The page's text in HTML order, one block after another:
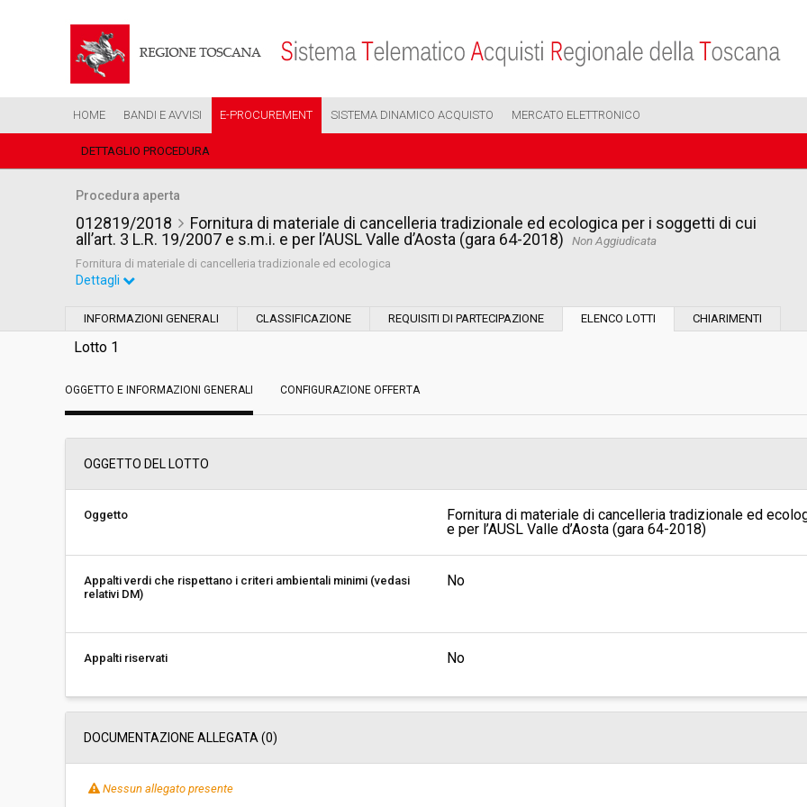
HOME BANDI E AVVISI E-PROCUREMENT SISTEMA DINAMICO ACQUISTO MERCATO ELETTRONICO
DETTAGLIO PROCEDURA
Procedura aperta
012819/2018
Fornitura di materiale di cancelleria tradizionale ed ecologica per i soggetti di cui
all’art. 3 L.R. 19/2007 e s.m.i. e per l’AUSL Valle d’Aosta (gara 64-2018)
Non Aggiudicata
Fornitura di materiale di cancelleria tradizionale ed ecologica
Tipo di contratto:
Data pubblicazione: 15/06/2018 08:55
Svolgimento: Gara in busta chiusa Valore stimato della procedura:
Dettagli
INFORMAZIONI GENERALI CLASSIFICAZIONE REQUISITI DI PARTECIPAZIONE ELENCO LOTTI CHIARIMENTI
Lotto 1
OGGETTO E INFORMAZIONI GENERALI CONFIGURAZIONE OFFERTA
OGGETTO DEL LOTTO
Oggetto
Fornitura di materiale di cancelleria tradizionale ed
e per l’AUSL Valle d’Aosta (gara 64-2018)
Appalti verdi che rispettano i criteri ambientali minimi (vedasi
relativi DM)
No
Appalti riservati No
DOCUMENTAZIONE ALLEGATA (0)
Nessun allegato presente